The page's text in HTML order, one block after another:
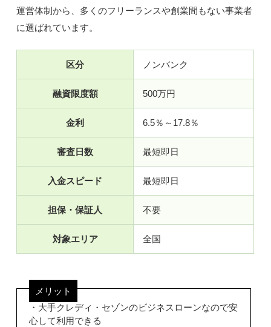
運営体制から、多くのフリーランスや創業間もない事業者
に選ばれています。
区分 ノンバンク
融資限度額 500万円
金利 6.5％～17.8％
審査日数 最短即日
入金スピード 最短即日
担保・保証人 不要
対象エリア 全国
メリット
・大手クレディ・セゾンのビジネスローンなので安
心して利用できる